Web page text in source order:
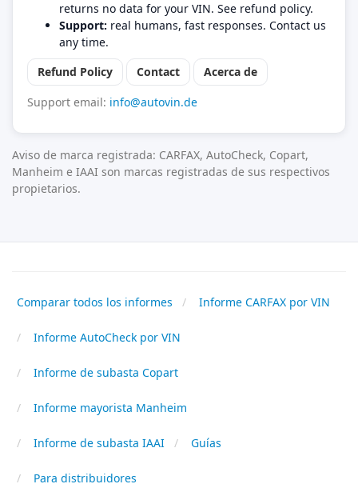
returns no data for your VIN. See refund policy.
Support: real humans, fast responses. Contact us
any time.
Refund Policy
Contact
Acerca de
Support email: info@autovin.de
Aviso de marca registrada: CARFAX, AutoCheck, Copart,
Manheim e IAAI son marcas registradas de sus respectivos
propietarios.
Comparar todos los informes Informe CARFAX por VIN
Informe AutoCheck por VIN
Informe de subasta Copart
Informe mayorista Manheim
Informe de subasta IAAI Guías
Para distribuidores